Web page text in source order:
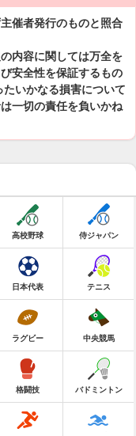
催者発行のものと照合
内容に関しては万全を
安全性を保証するもの
いかなる損害について
一切の責任を負いかね
高校野球 侍ジャパン
日本代表 テニス
ラグビー 中央競馬
格闘技 バドミントン